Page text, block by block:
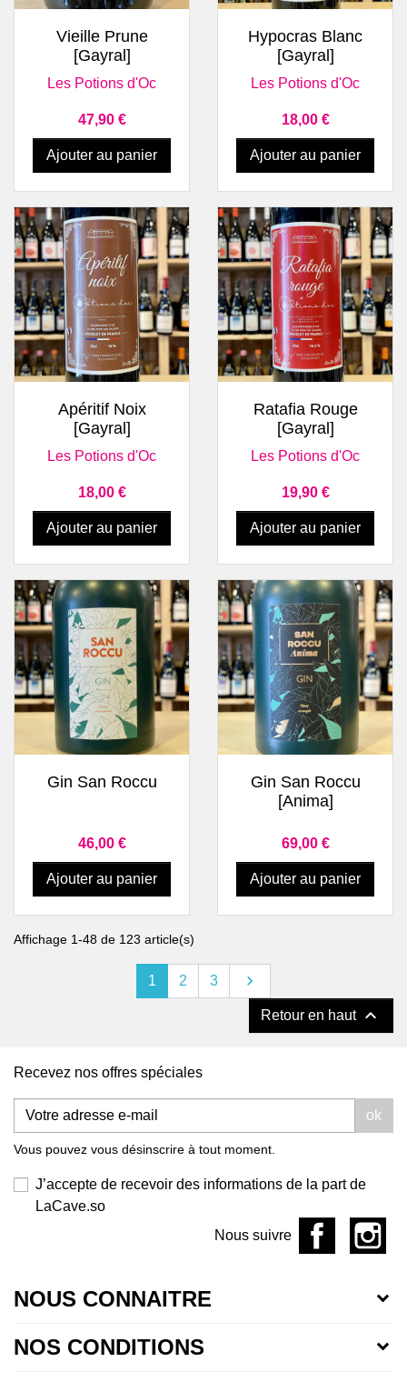
Vieille Prune
[Gayral]
Les Potions d'Oc
Prix
47,90 €
Ajouter au panier
Hypocras Blanc
[Gayral]
Les Potions d'Oc
Prix
18,00 €
Ajouter au panier
Apéritif Noix
[Gayral]
Les Potions d'Oc
Prix
18,00 €
Ajouter au panier
Ratafia Rouge
[Gayral]
Les Potions d'Oc
Prix
19,90 €
Ajouter au panier
Gin San Roccu
Prix
46,00 €
Ajouter au panier
Gin San Roccu
[Anima]
Prix
69,00 €
Ajouter au panier
Affichage 1-48 de 123 article(s)
1 2 3 Suivant

Retour en haut 
Recevez nos offres spéciales
ok
Vous pouvez vous désinscrire à tout moment.
J’accepte de recevoir des informations de la part de
LaCave.so
Nous suivre
NOUS CONNAITRE
NOS CONDITIONS